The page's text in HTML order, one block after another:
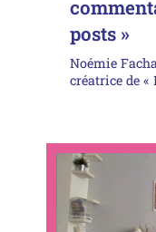
posts »
Noémie
créatrice de «